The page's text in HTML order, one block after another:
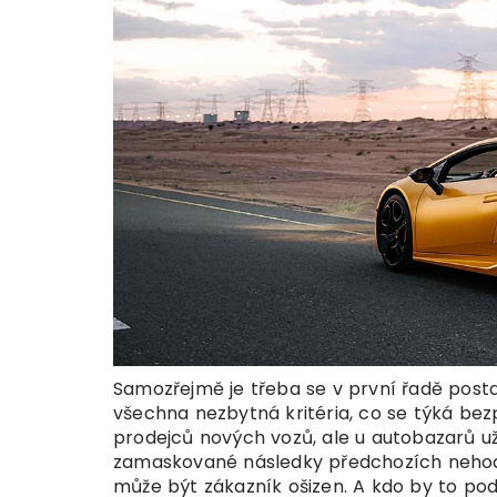
Samozřejmě je třeba se v první řadě
všechna nezbytná kritéria, co se týká
prodejců nových vozů, ale u autobazarů
zamaskované následky předchozích
může být zákazník ošizen. A kdo by to